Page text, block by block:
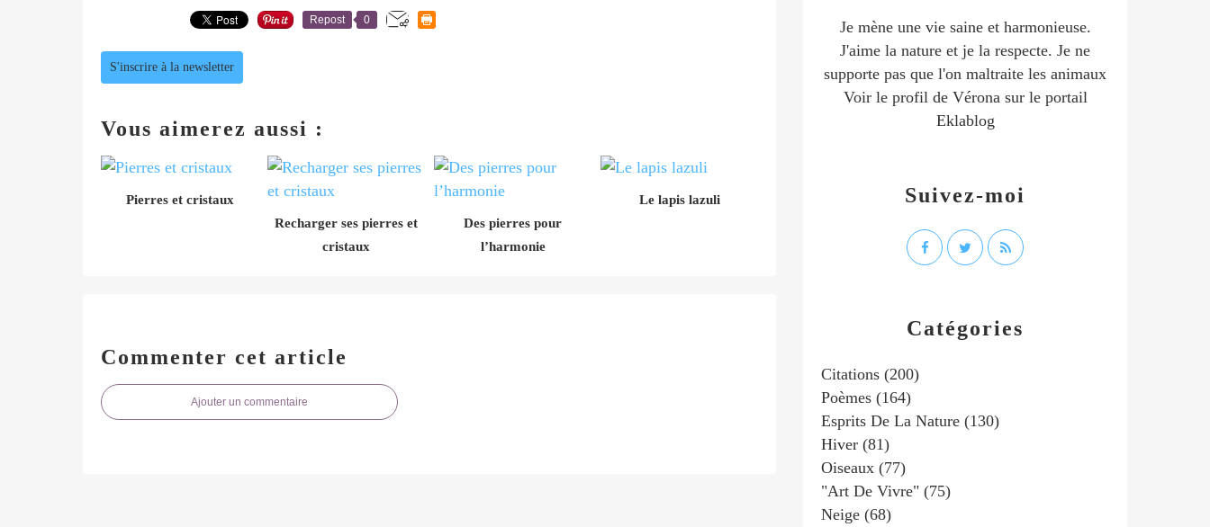
Repost 0
S'inscrire à la newsletter
Vous aimerez aussi :
Pierres et cristaux
Recharger ses pierres et
cristaux
Des pierres pour
l’harmonie
Le lapis lazuli
Commenter cet article
Ajouter un commentaire
Catégories
Citations (200)
Poèmes (164)
Esprits De La Nature (130)
Hiver (81)
Oiseaux (77)
"art De Vivre" (75)
Neige (68)
Suivez-moi
Je mène une vie saine et harmonieuse.
J'aime la nature et je la respecte. Je ne
supporte pas que l'on maltraite les animaux
Voir le profil de Véronasur le portail
Eklablog